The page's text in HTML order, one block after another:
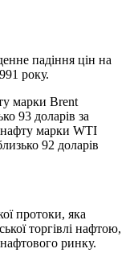
падіння цін на
року.
93 доларів за
марки WTI
92 доларів
протоки, яка
торгівлі нафтою,
ринку.